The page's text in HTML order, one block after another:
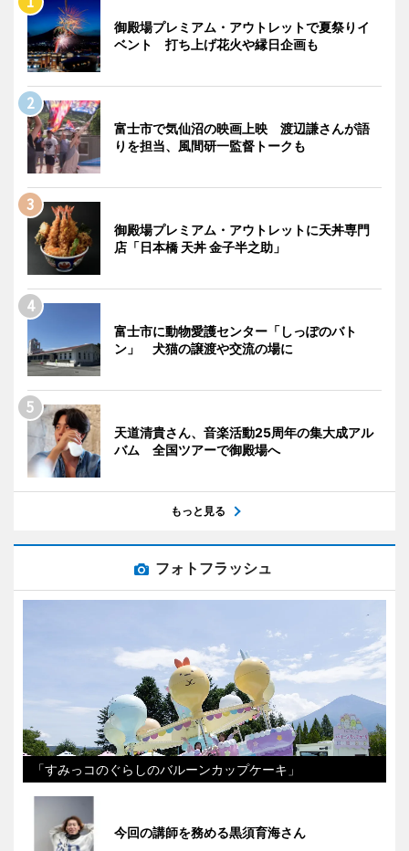
御殿場プレミアム・アウトレットで夏祭りイ
ベント 打ち上げ花火や縁日企画も
富士市で気仙沼の映画上映 渡辺謙さんが語
りを担当、風間研一監督トークも
御殿場プレミアム・アウトレットに天丼専門
店「日本橋 天丼 金子半之助」
富士市に動物愛護センター「しっぽのバト
ン」 犬猫の譲渡や交流の場に
天道清貴さん、音楽活動25周年の集大成アル
バム 全国ツアーで御殿場へ
もっと見る
フォトフラッシュ
「すみっコのぐらしのバルーンカップケーキ」
今回の講師を務める黒須育海さん